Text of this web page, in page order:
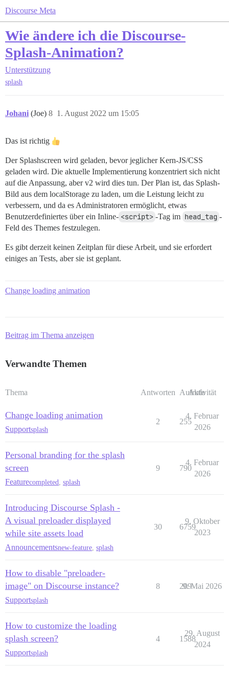
Discourse Meta
Wie ändere ich die Discourse-
Splash-Animation?
Unterstützung
splash
Johani (Joe) 1. August 2022 um 15:05
8
Das ist richtig
Der Splashscreen wird geladen, bevor jeglicher Kern-JS/CSS
geladen wird. Die aktuelle Implementierung konzentriert sich nicht
auf die Anpassung, aber v2 wird dies tun. Der Plan ist, das Splash-
Bild aus dem localStorage zu laden, um die Leistung leicht zu
verbessern, und da es Administratoren ermöglicht, etwas
Benutzerdefiniertes über ein Inline- <script> -Tag im head_tag -
Feld des Themes festzulegen.
Es gibt derzeit keinen Zeitplan für diese Arbeit, und sie erfordert
einiges an Tests, aber sie ist geplant.
Change loading animation
Beitrag im Thema anzeigen
Verwandte Themen
Thema Antworten Aufrufe
Aktivität
Change loading animation
Supportsplash
2 255
4. Februar
2026
Personal branding for the splash
screen
Featurecompleted splash
9 790
4. Februar
2026
Introducing Discourse Splash -
A visual preloader displayed
while site assets load
Announcementsnew-feature splash
30 6759
9. Oktober
2023
How to disable "preloader-
image" on Discourse instance?
Supportsplash
8 209
9. Mai 2026
How to customize the loading
splash screen?
Supportsplash
4 1588
29. August
2024